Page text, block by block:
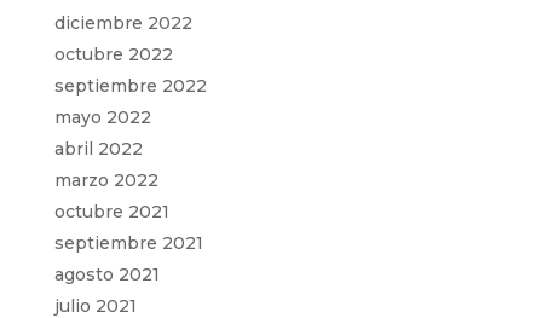
diciembre 2022
octubre 2022
septiembre 2022
mayo 2022
abril 2022
marzo 2022
octubre 2021
septiembre 2021
agosto 2021
julio 2021